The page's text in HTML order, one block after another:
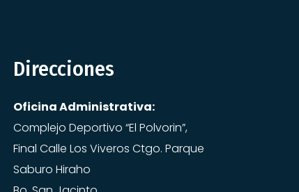
Direcciones
Oficina Administrativa:
Complejo Deportivo “El Polvorin”,
Final Calle Los Viveros Ctgo. Parque
Saburo Hiraho